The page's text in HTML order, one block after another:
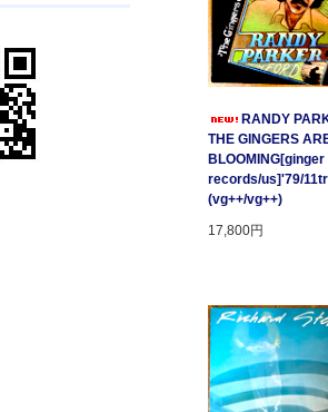
RANDY
THE GINGERS
BLOOMING[ginger
records/us]'79/
(vg++/vg++)
17,800円